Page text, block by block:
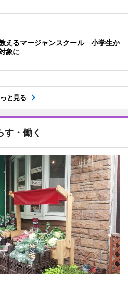
えるマージャンスクール 小学生か
象に
と見る
す・働く